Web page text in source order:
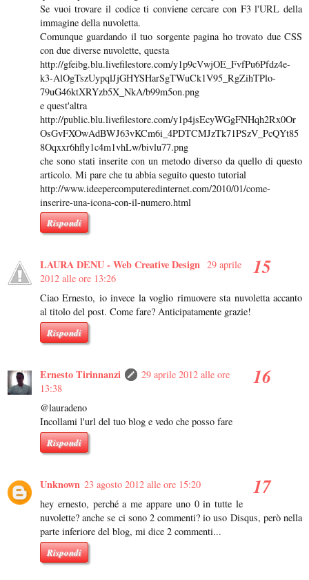
Se vuoi trovare il codice ti conviene cercare con F3 l'URL della
immagine della nuvoletta.
Comunque guardando il tuo sorgente pagina ho trovato due CSS
con due diverse nuvolette, questa
http://gfeibg.blu.livefilestore.com/y1p9cVwjOE_FvfPu6Pfdz4e-
k3-AlOgTszUypqlJjGHYSHarSgTWuCk1V95_RgZihTPlo-
79uG46ktXRYzb5X_NkA/b99m5on.png
e quest'altra
http://public.blu.livefilestore.com/y1p4jsEcyWGgFNHqh2Rx0Or
OsGvFXOwAdBWJ63vKCm6i_4PDTCMJzTk71PSzV_PcQYt85
8Oqxxr6hfly1c4m1vhLw/bivlu77.png
che sono stati inserite con un metodo diverso da quello di questo
articolo. Mi pare che tu abbia seguito questo tutorial
http://www.ideepercomputeredinternet.com/2010/01/come-
inserire-una-icona-con-il-numero.html
Rispondi
LAURA DENU - Web Creative Design 29 aprile
2012 alle ore 13:26
Ciao Ernesto, io invece la voglio rimuovere sta nuvoletta accanto
al titolo del post. Come fare? Anticipatamente grazie!
Rispondi
Ernesto Tirinnanzi
29 aprile 2012 alle ore
13:38
@lauradeno
Incollami l'url del tuo blog e vedo che posso fare
Rispondi
Unknown 23 agosto 2012 alle ore 15:20
hey ernesto, perché a me appare uno 0 in tutte le
nuvolette? anche se ci sono 2 commenti? io uso Disqus, però nella
parte inferiore del blog, mi dice 2 commenti...
Rispondi